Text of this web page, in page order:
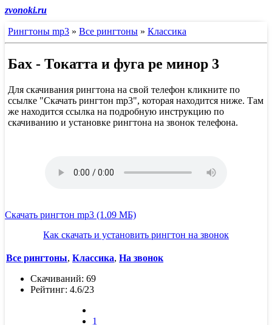
zvonoki.ru
Рингтоны mp3 » Все рингтоны » Классика
Бах - Токатта и фуга ре минор 3
Для скачивания рингтона на свой телефон кликните по
ссылке "Скачать рингтон mp3", которая находится ниже. Там
же находится ссылка на подробную инструкцию по
скачиванию и установке рингтона на звонок телефона.
Скачать рингтон mp3 (1.09 МБ)
Как скачать и установить рингтон на звонок
Все рингтоны, Классика, На звонок
Скачиваний: 69
Рейтинг: 4.6/23
1